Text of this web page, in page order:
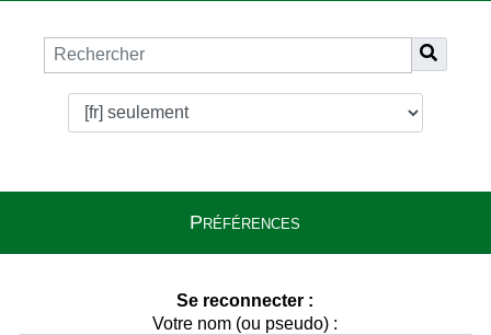
Préférences
Se reconnecter :
Votre nom (ou pseudo) :